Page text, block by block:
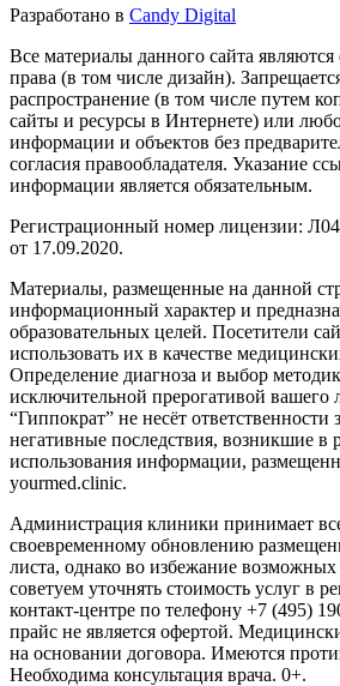
Разработано в Candy Digital
Все материалы данного сайта являются
права (в том числе дизайн).
распространение (в том числе путем
сайты и ресурсы в Интернете) или
информации и объектов без
согласия правообладателя. Указание
информации является обязательным.
Регистрационный номер лицензии:
от 17.09.2020.
Материалы, размещенные на данной
информационный характер и
образовательных целей. Посетители
использовать их в качестве
Определение диагноза и выбор
исключительной прерогативой
“Гиппократ” не несёт
негативные последствия, возникшие в
использования информации,
yourmed.clinic.
Администрация клиники принимает
своевременному обновлению
листа, однако во избежание
советуем уточнять стоимость услуг в
контакт-центре по телефону +7 (495)
прайс не является офертой.
на основании договора. Имеются
Необходима консультация врача. 0+.